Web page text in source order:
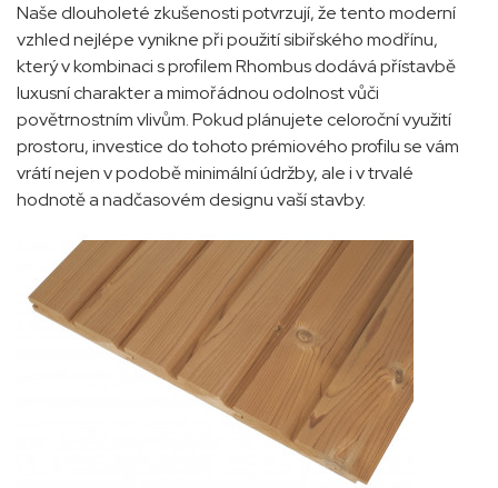
Naše dlouholeté zkušenosti potvrzují, že tento moderní
vzhled nejlépe vynikne při použití sibiřského modřínu,
který v kombinaci s profilem Rhombus dodává přístavbě
luxusní charakter a mimořádnou odolnost vůči
povětrnostním vlivům. Pokud plánujete celoroční využití
prostoru, investice do tohoto prémiového profilu se vám
vrátí nejen v podobě minimální údržby, ale i v trvalé
hodnotě a nadčasovém designu vaší stavby.